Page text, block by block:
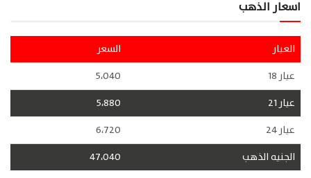
اسعار الذهب
العيار
السعر
عيار 18
5،040
عيار 21
5،880
عيار 24
6،720
الجنيه الذهب
47،040